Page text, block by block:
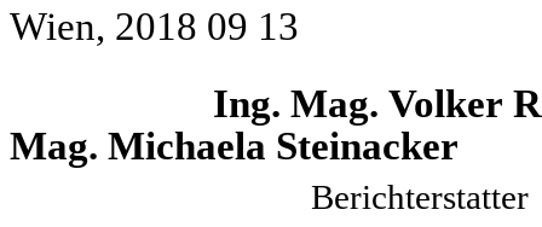
Wien, 2018 09 13
Ing. Mag.
Mag. Michaela Steinacker